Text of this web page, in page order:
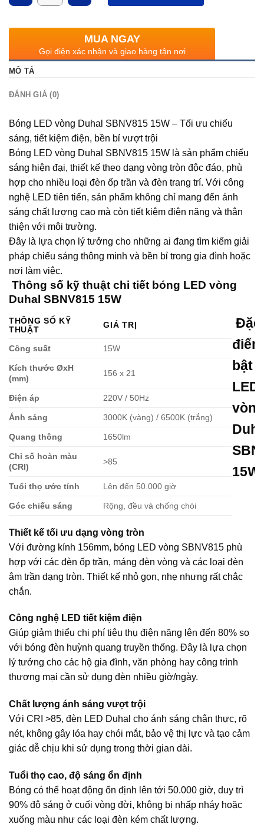
MUA NGAY
Gọi điện xác nhận và giao hàng tận nơi
MÔ TẢ
ĐÁNH GIÁ (0)
Bóng LED vòng Duhal SBNV815 15W – Tối ưu chiếu
sáng, tiết kiệm điện, bền bỉ vượt trội
Bóng LED vòng Duhal SBNV815 15W là sản phẩm chiếu
sáng hiện đại, thiết kế theo dạng vòng tròn độc đáo, phù
hợp cho nhiều loại đèn ốp trần và đèn trang trí. Với công
nghệ LED tiên tiến, sản phẩm không chỉ mang đến ánh
sáng chất lượng cao mà còn tiết kiệm điện năng và thân
thiện với môi trường.
Đây là lựa chọn lý tưởng cho những ai đang tìm kiếm giải
pháp chiếu sáng thông minh và bền bỉ trong gia đình hoặc
nơi làm việc.
Thông số kỹ thuật chi tiết bóng LED vòng
Duhal SBNV815 15W
THÔNG SỐ KỸ
THUẬT
GIÁ TRỊ
Công suất 15W
Kích thước ØxH
(mm)
156 x 21
Điện áp 220V / 50Hz
Ánh sáng 3000K (vàng) / 6500K (trắng)
Quang thông 1650lm
Chỉ số hoàn màu
(CRI)
>85
Tuổi thọ ước tính Lên đến 50.000 giờ
Góc chiếu sáng Rộng, đều và chống chói
Đặc
bật
LED
vòng
15W
Thiết kế tối ưu dạng vòng tròn
Với đường kính 156mm, bóng LED vòng SBNV815 phù
hợp với các đèn ốp trần, máng đèn vòng và các loại đèn
âm trần dạng tròn. Thiết kế nhỏ gọn, nhẹ nhưng rất chắc
chắn.
Công nghệ LED tiết kiệm điện
Giúp giảm thiểu chi phí tiêu thụ điện năng lên đến 80% so
với bóng đèn huỳnh quang truyền thống. Đây là lựa chọn
lý tưởng cho các hộ gia đình, văn phòng hay công trình
thương mại cần sử dụng đèn nhiều giờ/ngày.
Chất lượng ánh sáng vượt trội
Với CRI >85, đèn LED Duhal cho ánh sáng chân thực, rõ
nét, không gây lóa hay chói mắt, bảo vệ thị lực và tạo cảm
giác dễ chịu khi sử dụng trong thời gian dài.
Tuổi thọ cao, độ sáng ổn định
Bóng có thể hoạt động ổn định lên tới 50.000 giờ, duy trì
90% độ sáng ở cuối vòng đời, không bị nhấp nháy hoặc
xuống màu như các loại đèn kém chất lượng.